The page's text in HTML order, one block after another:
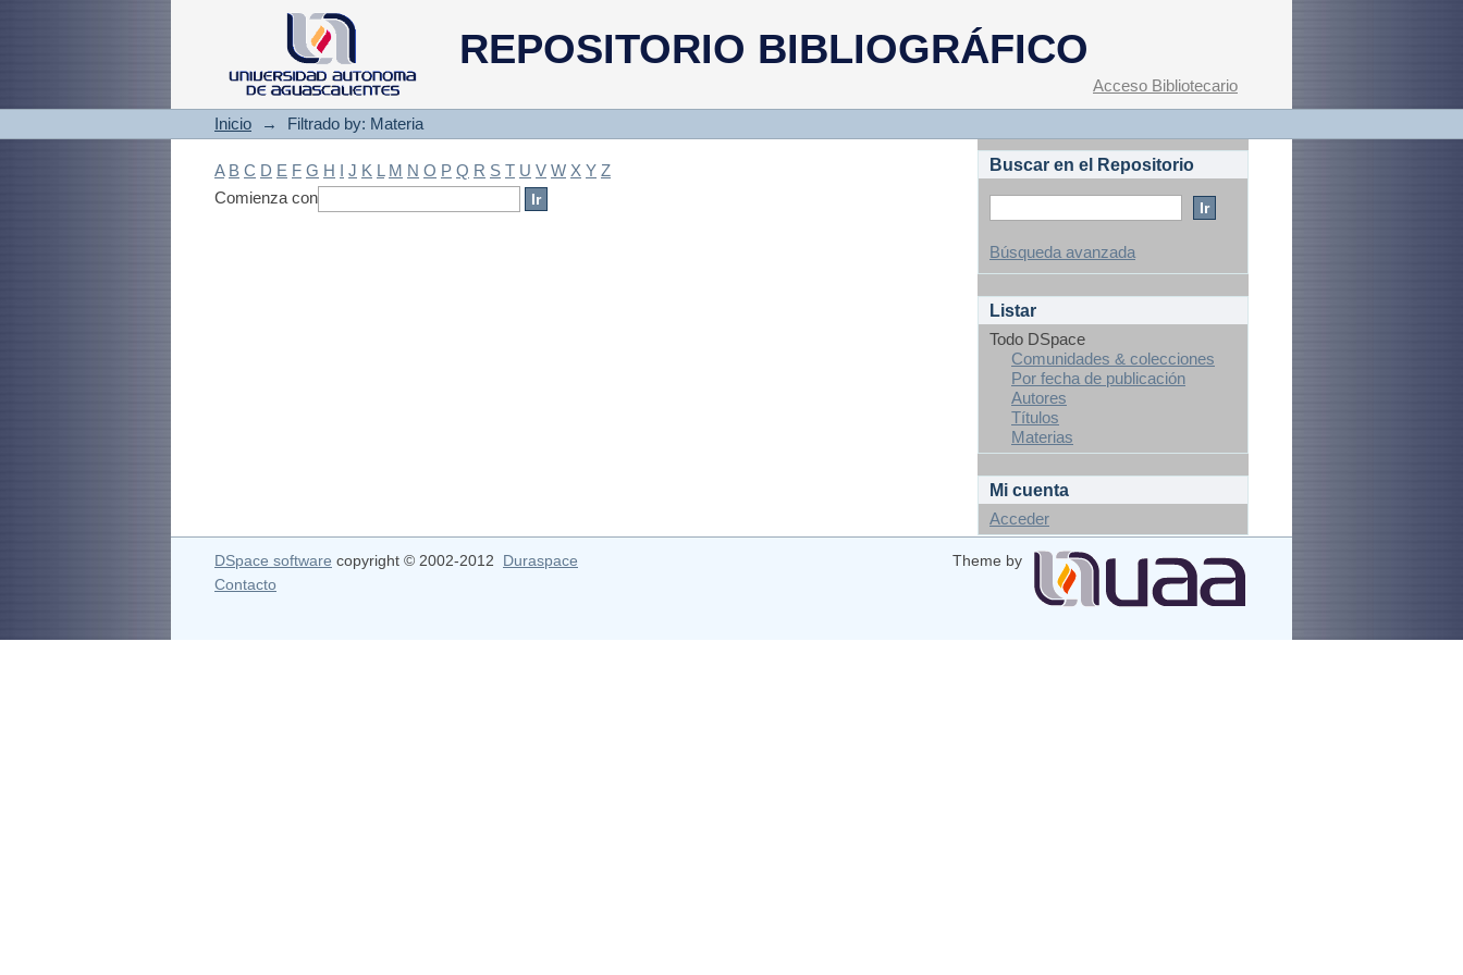
REPOSITORIO BIBLIOGRÁFICO
Filtrado by: Materia
Acceso Bibliotecario
Inicio → Filtrado by: Materia
A B C D E F G H I J K L M N O P Q R S T U V W X Y Z
Comienza con
Buscar en el Repositorio
Búsqueda avanzada
Listar
Todo DSpace
Comunidades & colecciones
Por fecha de publicación
Autores
Títulos
Materias
Mi cuenta
Acceder
DSpace software copyright © 2002-2012 Duraspace
Theme by
Contacto